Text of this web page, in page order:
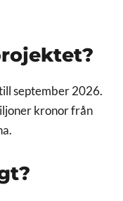
september 2026.
kronor från